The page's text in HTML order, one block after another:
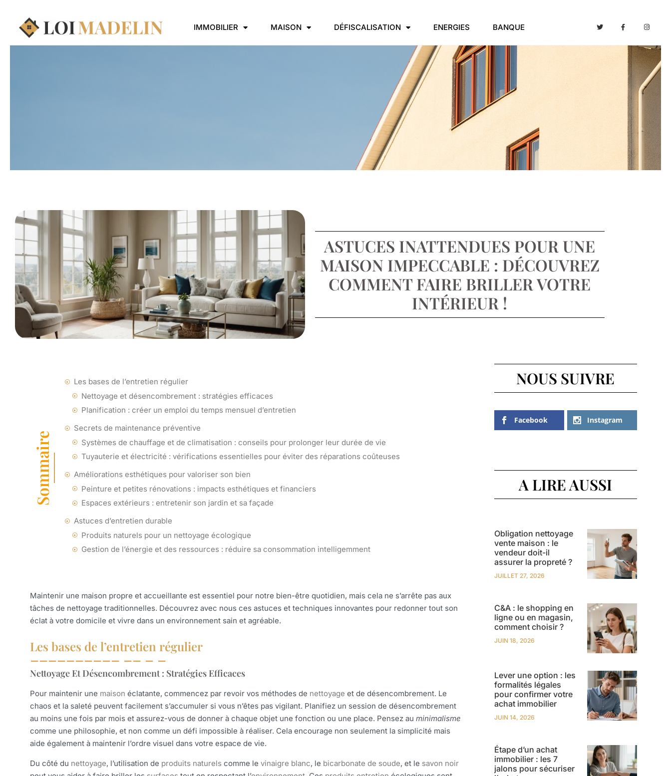
IMMOBILIER MAISON DÉFISCALISATION ENERGIES BANQUE
ASTUCES INATTENDUES POUR UNE
MAISON IMPECCABLE : DÉCOUVREZ
COMMENT FAIRE BRILLER VOTRE
INTÉRIEUR !
Sommaire
Les bases de l’entretien régulier
Nettoyage et désencombrement : stratégies efficaces
Planification : créer un emploi du temps mensuel d’entretien
Secrets de maintenance préventive
Systèmes de chauffage et de climatisation : conseils pour prolonger leur durée de vie
Tuyauterie et électricité : vérifications essentielles pour éviter des réparations coûteuses
Améliorations esthétiques pour valoriser son bien
Peinture et petites rénovations : impacts esthétiques et financiers
Espaces extérieurs : entretenir son jardin et sa façade
Astuces d’entretien durable
Produits naturels pour un nettoyage écologique
Gestion de l’énergie et des ressources : réduire sa consommation intelligemment
Maintenir une maison propre et accueillante est essentiel pour notre bien-être quotidien, mais cela ne s’arrête pas aux
tâches de nettoyage traditionnelles. Découvrez avec nous ces astuces et techniques innovantes pour redonner tout son
éclat à votre domicile et vivre dans un environnement sain et agréable.
Les bases de l’entretien régulier
Nettoyage Et Désencombrement : Stratégies Efficaces
Pour maintenir une maison éclatante, commencez par revoir vos méthodes de nettoyage et de désencombrement. Le
chaos et la saleté peuvent facilement s’accumuler si vous n’êtes pas vigilant. Planifiez un session de désencombrement
au moins une fois par mois et assurez-vous de donner à chaque objet une fonction ou une place. Pensez au minimalisme
comme une philosophie, et non comme un défi impossible à réaliser. Cela encourage non seulement la simplicité mais
aide également à maintenir l’ordre visuel dans votre espace de vie.
Du côté du nettoyage, l’utilisation de produits naturels comme le vinaigre blanc, le bicarbonate de soude, et le savon noir
NOUS SUIVRE
Facebook Instagram
A LIRE AUSSI
Obligation nettoyage
vente maison : le
vendeur doit-il
assurer la propreté ?
JUILLET 27, 2026
C&A : le shopping en
ligne ou en magasin,
comment choisir ?
JUIN 18, 2026
Lever une option : les
formalités légales
pour confirmer votre
achat immobilier
JUIN 14, 2026
Étape d’un achat
immobilier : les 7
jalons pour sécuriser